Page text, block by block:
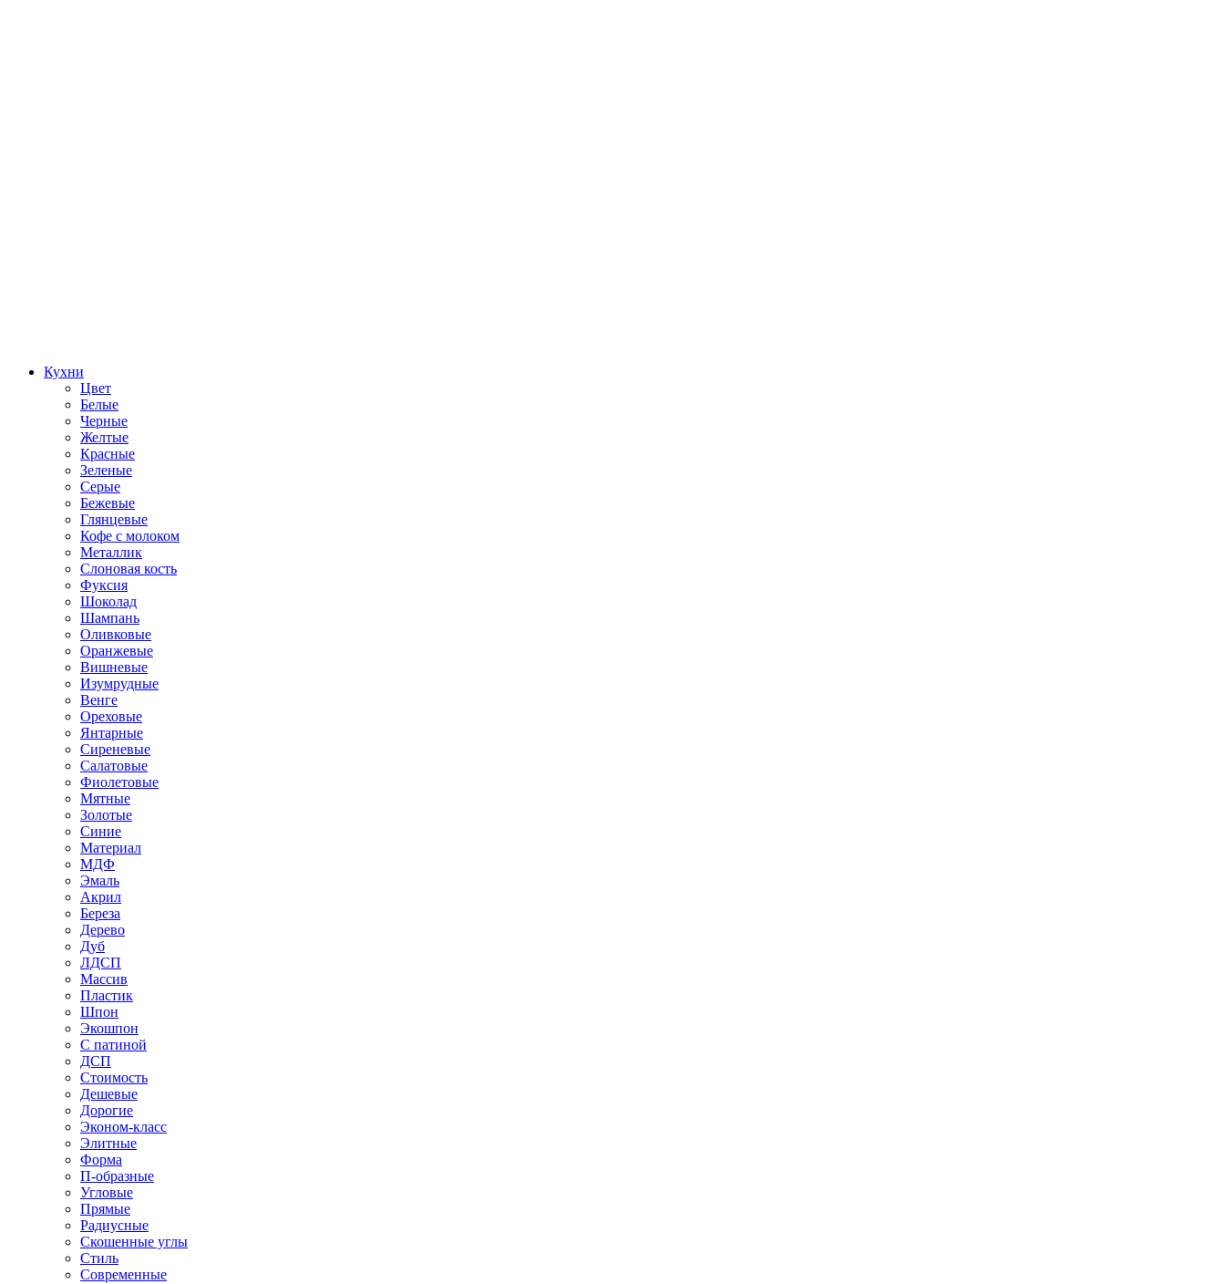
Кухни
Цвет
Белые
Черные
Желтые
Красные
Зеленые
Серые
Бежевые
Глянцевые
Кофе с молоком
Металлик
Слоновая кость
Фуксия
Шоколад
Шампань
Оливковые
Оранжевые
Вишневые
Изумрудные
Венге
Ореховые
Янтарные
Сиреневые
Салатовые
Фиолетовые
Мятные
Золотые
Синие
Материал
МДФ
Эмаль
Акрил
Береза
Дерево
Дуб
ЛДСП
Массив
Пластик
Шпон
Экошпон
С патиной
ДСП
Стоимость
Дешевые
Дорогие
Эконом-класс
Элитные
Форма
П-образные
Угловые
Прямые
Радиусные
Скошенные углы
Стиль
Современные